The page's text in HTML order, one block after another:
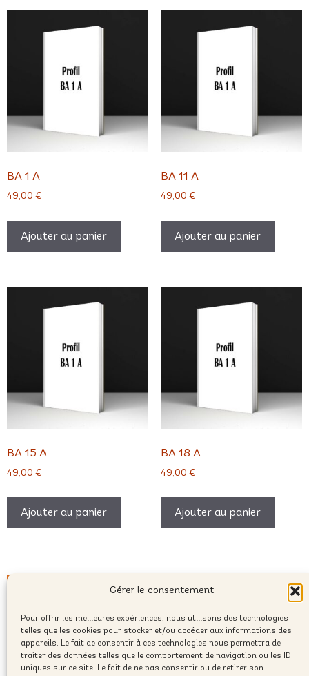
Gérer le consentement
Pour offrir les meilleures expériences, nous utilisons des technologies
telles que les cookies pour stocker et/ou accéder aux informations des
appareils. Le fait de consentir à ces technologies nous permettra de
traiter des données telles que le comportement de navigation ou les ID
uniques sur ce site. Le fait de ne pas consentir ou de retirer son
BA 1 A
49,00 €
Ajouter au panier
BA 11 A
49,00 €
Ajouter au panier
BA 15 A
49,00 €
Ajouter au panier
BA 18 A
49,00 €
Ajouter au panier